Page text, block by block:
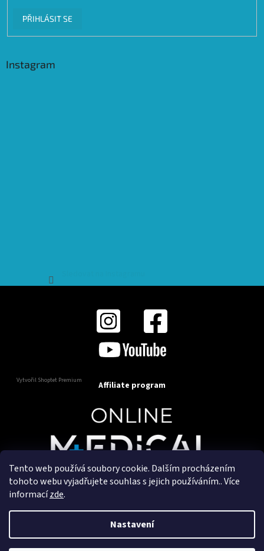
Tento web používá soubory cookie. Dalším procházením
tohoto webu vyjadřujete souhlas s jejich používáním.. Více
informacízde.
Nastavení
PŘIHLÁSIT SE
Instagram
Vytvořil Shoptet Premium Affiliate program
Copyright 2025OnlineMedical.cz. Všechna práva
Vytvořil a marketingově zajišťuje